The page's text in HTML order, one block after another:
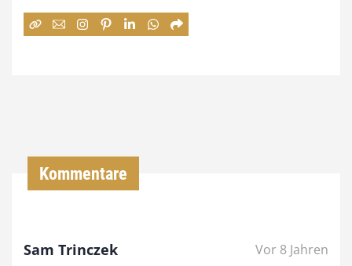
:
Kommentare
Sam Trinczek Vor 8 Jahren